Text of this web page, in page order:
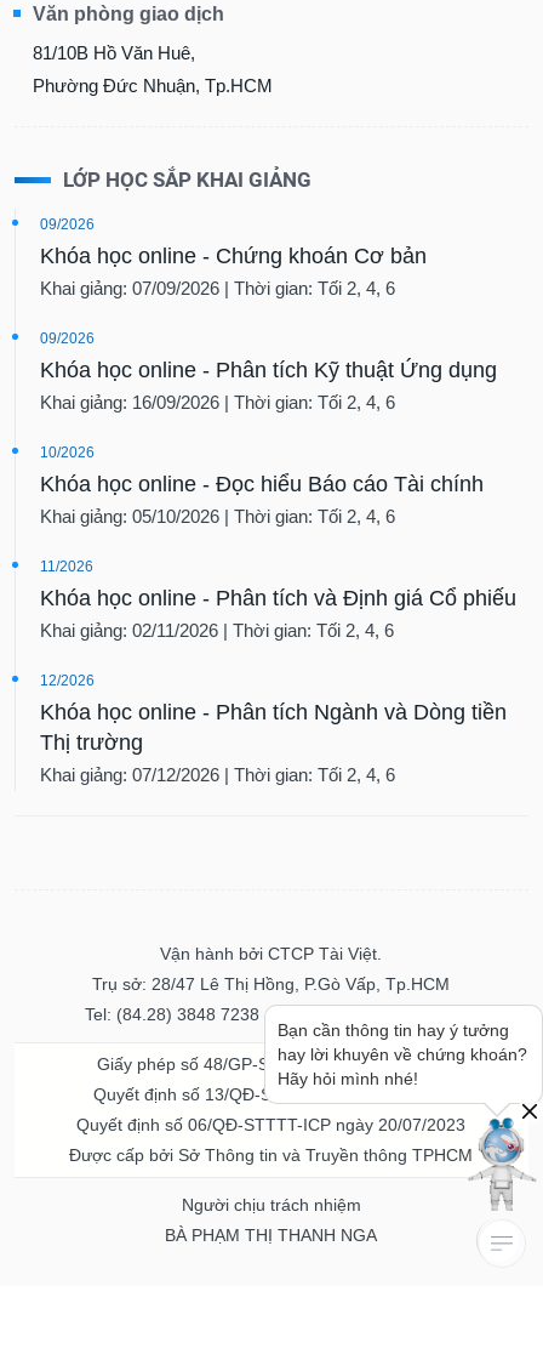
Văn phòng giao dịch
81/10B Hồ Văn Huê,
Phường Đức Nhuận, Tp.HCM
LỚP HỌC SẮP KHAI GIẢNG
09/2026
Khóa học online - Chứng khoán Cơ bản
Khai giảng: 07/09/2026 | Thời gian: Tối 2, 4, 6
09/2026
Khóa học online - Phân tích Kỹ thuật Ứng dụng
Khai giảng: 16/09/2026 | Thời gian: Tối 2, 4, 6
10/2026
Khóa học online - Đọc hiểu Báo cáo Tài chính
Khai giảng: 05/10/2026 | Thời gian: Tối 2, 4, 6
11/2026
Khóa học online - Phân tích và Định giá Cổ phiếu
Khai giảng: 02/11/2026 | Thời gian: Tối 2, 4, 6
12/2026
Khóa học online - Phân tích Ngành và Dòng tiền
Thị trường
Khai giảng: 07/12/2026 | Thời gian: Tối 2, 4, 6
Vận hành bởi CTCP Tài Việt.
Trụ sở: 28/47 Lê Thị Hồng, P.Gò Vấp, Tp.HCM
Tel: (84.28) 3848 7238 - Fax: (84.28) 3848 7237
Giấy phép số 48/GP-STTTT ngày 04/11/2016
Quyết định số 13/QĐ-STTTT ngày 02/11/2017
Quyết định số 06/QĐ-STTTT-ICP ngày 20/07/2023
Được cấp bởi Sở Thông tin và Truyền thông TPHCM
Người chịu trách nhiệm
BÀ PHẠM THỊ THANH NGA
Bạn cần thông tin hay ý tưởng
hay lời khuyên về chứng khoán?
Hãy hỏi mình nhé!